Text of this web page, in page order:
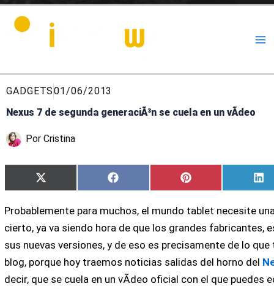
GADGETS01/06/2013
Nexus 7 de segunda generaciÃ³n se cuela en un vÃ­deo
Por Cristina
Compartir
en
X
(Twitter)
Compartir
en
Facebook
Compartir
en
Pinterest
en
Probablemente para muchos, el mundo tablet necesite
cierto, ya va siendo hora de que los grandes fabricantes,
sus nuevas versiones, y de eso es precisamente de lo
blog, porque hoy traemos noticias salidas del horno del
decir, que se cuela en un vÃ­deo oficial con el que puedes